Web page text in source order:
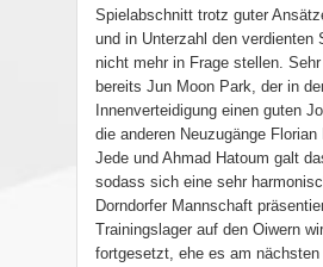
Spielabschnitt trotz guter
und in Unterzahl den verdienten
nicht mehr in Frage stellen.
bereits Jun Moon Park, der in
Innenverteidigung einen guten
die anderen Neuzugänge Florian
Jede und Ahmad Hatoum galt
sodass sich eine sehr
Dorndorfer Mannschaft
Trainingslager auf den Oiwern
fortgesetzt, ehe es am